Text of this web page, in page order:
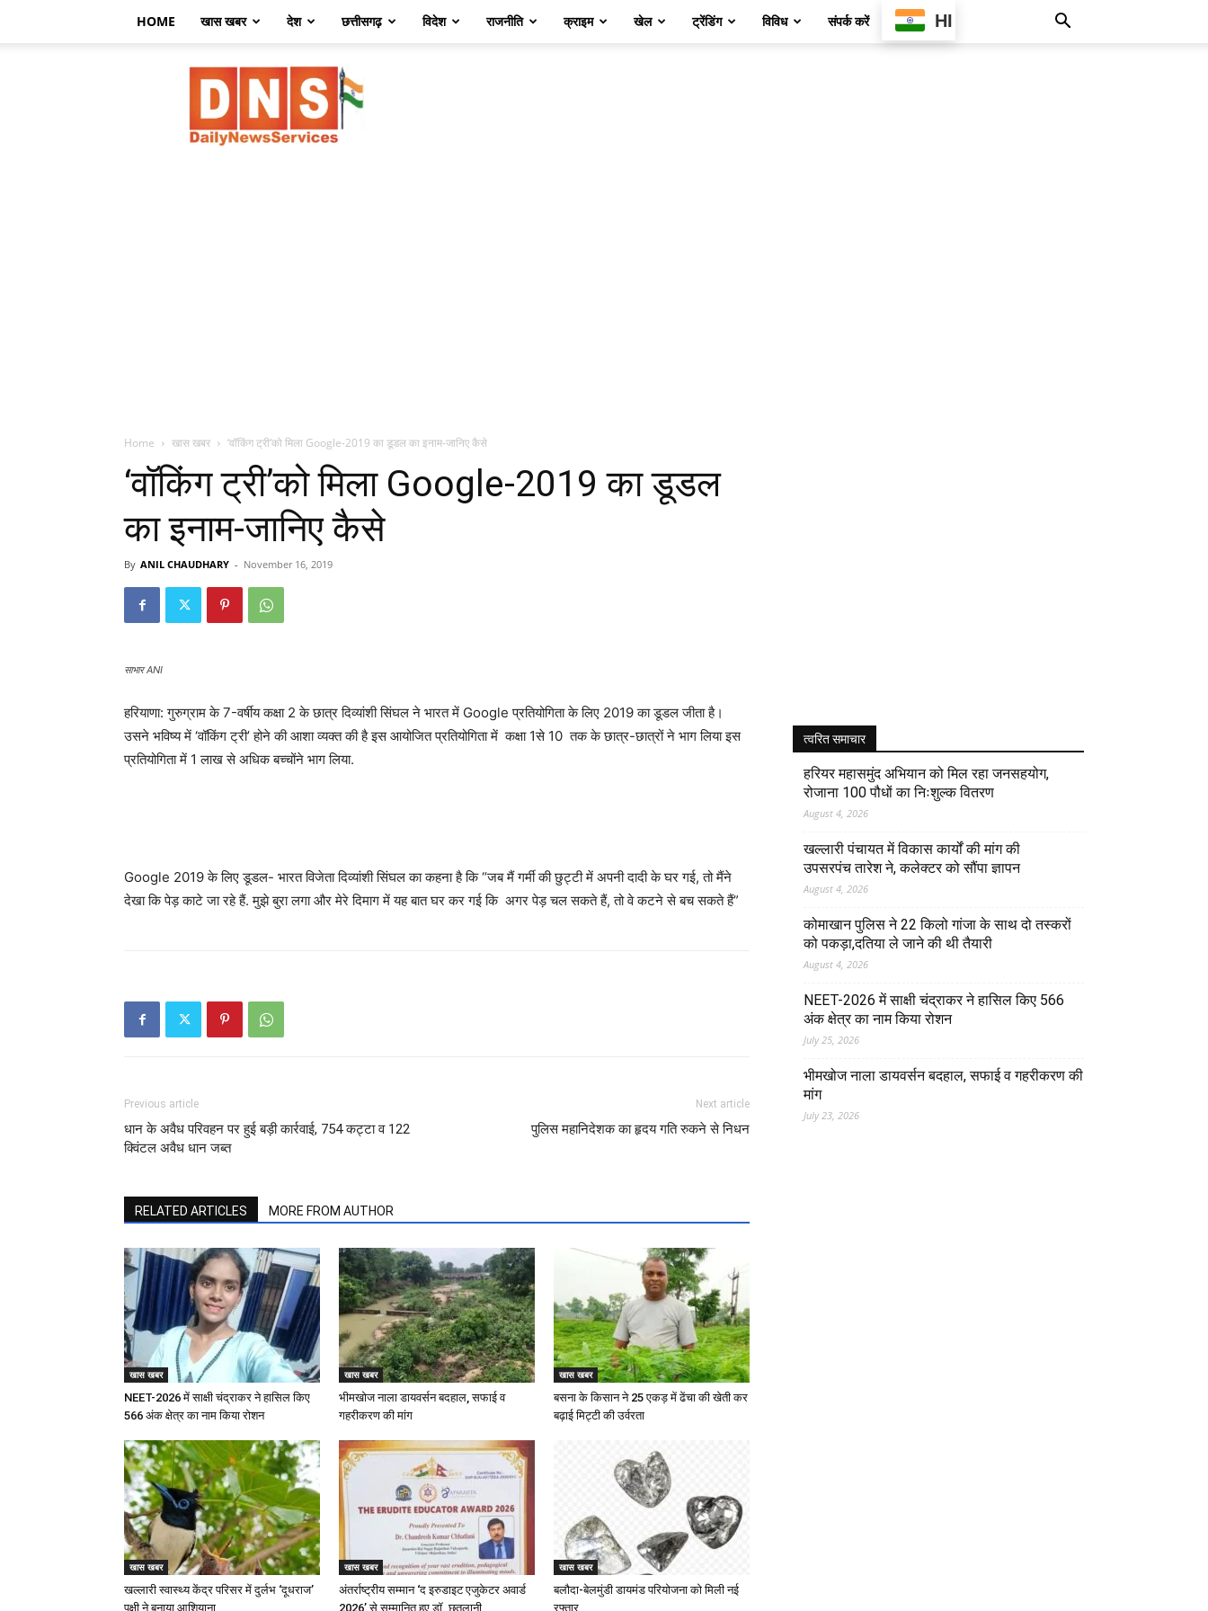
HOME खास खबर देश छत्तीसगढ़ विदेश राजनीति क्राइम खेल ट्रेंडिंग विविध संपर्क करें HI
Home खास खबर ‘वॉकिंग ट्री’को मिला Google-2019 का डूडल का इनाम-जानिए कैसे
‘वॉकिंग ट्री’को मिला Google-2019 का डूडल
का इनाम-जानिए कैसे
By ANIL CHAUDHARY - November 16, 2019
साभार ANI
हरियाणा: गुरुग्राम के 7-वर्षीय कक्षा 2 के छात्र दिव्यांशी सिंघल ने भारत में Google प्रतियोगिता के लिए 2019 का डूडल जीता है।
उसने भविष्य में ‘वॉकिंग ट्री’ होने की आशा व्यक्त की है इस आयोजितप्रतियोगिता में कक्षा 1से 10 तक के छात्र-छात्रों ने भाग लिया इस
प्रतियोगिता में 1 लाख से अधिक बच्चोंने भाग लिया.
Google 2019 के लिए डूडल- भारत विजेता दिव्यांशी सिंघल का कहना है कि “जब मैं गर्मी की छुट्टी में अपनी दादी के घर गई, तो मैंने
देखा कि पेड़ काटे जा रहे हैं. मुझे बुरा लगा और मेरे दिमाग में यह बात घर कर गई कि अगर पेड़ चल सकते हैं, तो वे कटने से बच सकते हैं”
Previous article
धान के अवैध परिवहन पर हुई बड़ी कार्रवाई, 754 कट्टा व 122
क्विंटल अवैध धान जब्त
Next article
पुलिस महानिदेशक का हृदय गति रुकने से निधन
RELATED ARTICLES MORE FROM AUTHOR
खास खबर
NEET-2026 में साक्षी चंद्राकर ने हासिल किए
566 अंक क्षेत्र का नाम किया रोशन
खास खबर
भीमखोज नाला डायवर्सन बदहाल, सफाई व
गहरीकरण की मांग
खास खबर
बसना के किसान ने 25 एकड़ में ढेंचा की खेती कर
बढ़ाई मिट्टी की उर्वरता
खास खबर
खल्लारी स्वास्थ्य केंद्र परिसर में दुर्लभ ‘दूधराज’
पक्षी ने बनाया आशियाना
खास खबर
अंतर्राष्ट्रीय सम्मान ‘द इरुडाइट एजुकेटर अवार्ड
2026’ से सम्मानित हुए डॉ. छतलानी
खास खबर
बलौदा-बेलमुंडी डायमंड परियोजना को मिली नई
रफ्तार
त्वरित समाचार
हरियर महासमुंद अभियान को मिल रहा जनसहयोग,
रोजाना 100 पौधों का निःशुल्क वितरण
August 4, 2026
खल्लारी पंचायत में विकास कार्यों की मांग की
उपसरपंच तारेश ने, कलेक्टर को सौंपा ज्ञापन
August 4, 2026
कोमाखान पुलिस ने 22 किलो गांजा के साथ दो तस्करों
को पकड़ा,दतिया ले जाने की थी तैयारी
August 4, 2026
NEET-2026 में साक्षी चंद्राकर ने हासिल किए 566
अंक क्षेत्र का नाम किया रोशन
July 25, 2026
भीमखोज नाला डायवर्सन बदहाल, सफाई व गहरीकरण की
मांग
July 23, 2026